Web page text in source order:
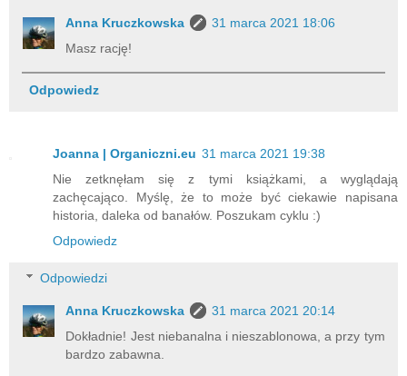
Anna Kruczkowska
31 marca 2021 18:06
Masz rację!
Odpowiedz
Joanna | Organiczni.eu 31 marca 2021 19:38
Nie zetknęłam się z tymi książkami, a wyglądają
zachęcająco. Myślę, że to może być ciekawie napisana
historia, daleka od banałów. Poszukam cyklu :)
Odpowiedz
Odpowiedzi
Anna Kruczkowska
31 marca 2021 20:14
Dokładnie! Jest niebanalna i nieszablonowa, a przy tym
bardzo zabawna.